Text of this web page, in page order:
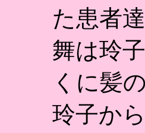
た患者
舞は玲
くに髪
玲子か